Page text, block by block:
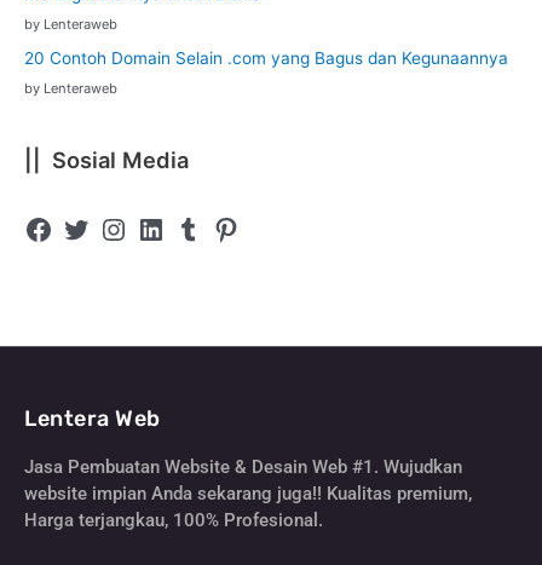
by Lenteraweb
20 Contoh Domain Selain .com yang Bagus dan Kegunaannya
by Lenteraweb
|| Sosial Media
Lentera Web
Jasa Pembuatan Website & Desain Web #1. Wujudkan
website impian Anda sekarang juga!! Kualitas premium,
Harga terjangkau, 100% Profesional.